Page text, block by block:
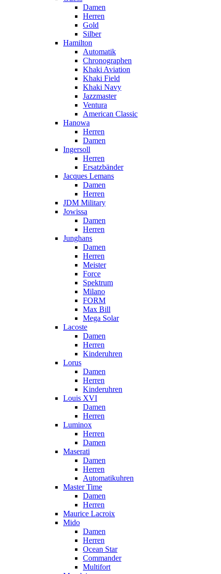
Damen
Herren
Gold
Silber
Hamilton
Automatik
Chronographen
Khaki Aviation
Khaki Field
Khaki Navy
Jazzmaster
Ventura
American Classic
Hanowa
Herren
Damen
Ingersoll
Herren
Ersatzbänder
Jacques Lemans
Damen
Herren
JDM Military
Jowissa
Damen
Herren
Junghans
Damen
Herren
Meister
Force
Spektrum
Milano
FORM
Max Bill
Mega Solar
Lacoste
Damen
Herren
Kinderuhren
Lorus
Damen
Herren
Kinderuhren
Louis XVI
Damen
Herren
Luminox
Herren
Damen
Maserati
Damen
Herren
Automatikuhren
Master Time
Damen
Herren
Maurice Lacroix
Mido
Damen
Herren
Ocean Star
Commander
Multifort